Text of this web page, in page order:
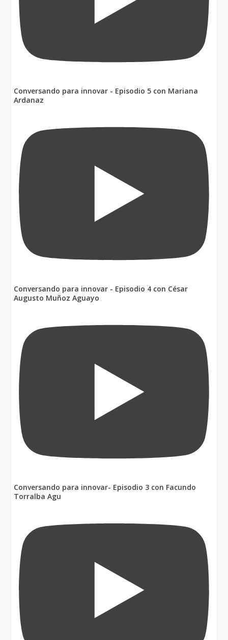
Conversando para innovar - Episodio 5 con Mariana
Ardanaz
Conversando para innovar - Episodio 4 con César
Augusto Muñoz Aguayo
Conversando para innovar- Episodio 3 con Facundo
Torralba Agu